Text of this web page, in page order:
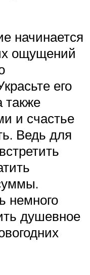
начинается
ощущений
его
также
и счастье
Ведь для
немного
душевное